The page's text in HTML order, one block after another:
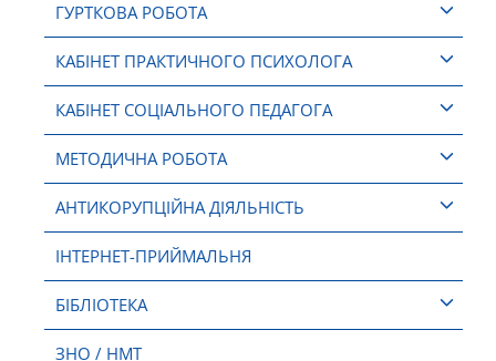
ГУРТКОВА РОБОТА
КАБІНЕТ ПРАКТИЧНОГО ПСИХОЛОГА
КАБІНЕТ СОЦІАЛЬНОГО ПЕДАГОГА
МЕТОДИЧНА РОБОТА
АНТИКОРУПЦІЙНА ДІЯЛЬНІСТЬ
ІНТЕРНЕТ-ПРИЙМАЛЬНЯ
БІБЛІОТЕКА
ЗНО / НМТ